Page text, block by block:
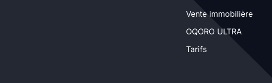
Vente immobilière
OQORO ULTRA
Tarifs